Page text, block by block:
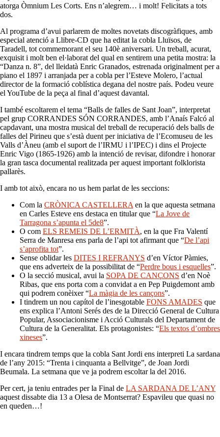
atorga Òmnium Les Corts. Ens n’alegrem… i molt! Felicitats a tots
dos.
Al programa d’avui parlarem de moltes novetats discogràfiques, amb
especial atenció a Llibre-CD que ha editat la cobla Lluïsos, de
Taradell, tot commemorant el seu 140è aniversari. Un treball, acurat,
exquisit i molt ben el·laborat del qual en sentirem una petita mostra: la
“Danza n. 8”, del lleidatà Enric Granados, estrenada originalment per a
piano el 1897 i arranjada per a cobla per l’Esteve Molero, l’actual
director de la formació coblística degana del nostre país. Podeu veure
el YouTube de la peça al final d’aquest davantal.
I també escoltarem el tema “Balls de falles de Sant Joan”, interpretat
pel grup CORRANDES SÓN CORRANDES, amb l’Anaís Falcó al
capdavant, una mostra musical del treball de recuperació dels balls de
falles del Pirineu que s’està duent per iniciativa de l’Ecomuseu de les
Valls d’Àneu (amb el suport de l’IRMU i l’IPEC) i dins el Projecte
Enric Vigo (1865-1926) amb la intenció de revisar, difondre i honorar
la gran tasca documental realitzada per aquest important folklorista
pallarès.
I amb tot això, encara no us hem parlat de les seccions:
Com la CRÒNICA CASTELLERA en la que aquesta setmana
en Carles Esteve ens destaca en titular que “La Jove de
Tarragona s’apunta el 5de8”.
O com ELS REMEIS DE L’ERMITÀ, en la que Fra Valentí
Serra de Manresa ens parla de l’api tot afirmant que “De l’api
s’aprofita tot”.
Sense oblidar les DITES I REFRANYS d’en Víctor Pàmies,
que ens adverteix de la possibilitat de “Perdre bous i esquelles”.
O la secció musical, avui la SOPA DE CANÇONS d’en Noè
Ribas, que ens porta com a convidat a en Pep Puigdemont amb
qui podrem conèixer “La màgia de les cançons”.
I tindrem un nou capítol de l’inesgotable FONS AMADES que
ens explica l’Antoni Serés des de la Direcció General de Cultura
Popular, Associacionisme i Acció Culturals del Departament de
Cultura de la Generalitat. Els protagonistes: “Els textos d’ombres
xineses”.
I encara tindrem temps que la cobla Sant Jordi ens interpreti La sardana
de l’any 2015: “Trenta i cinquanta a Bellvitge”, de Joan Jordi
Beumala. La setmana que ve ja podrem escoltar la del 2016.
Per cert, ja teniu entrades per la Final de LA SARDANA DE L’ANY
aquest dissabte dia 13 a Olesa de Montserrat? Espavileu que quasi no
en queden…!